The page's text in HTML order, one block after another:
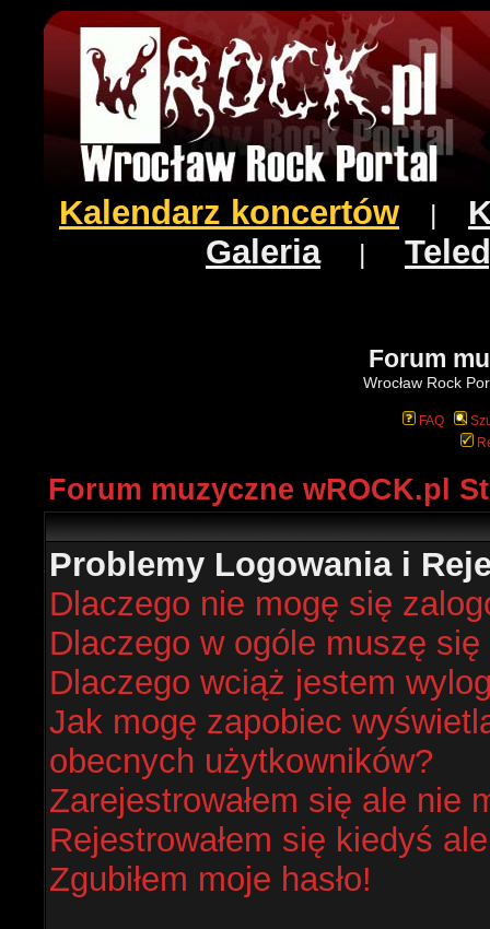
Kalendarz koncertów
Galeria|
Forum
Wrocław Rock
FAQ
Forum muzyczne wROCK.pl
Problemy Logowania i
Dlaczego nie mogę się
Dlaczego w ogóle muszę
Dlaczego wciąż jestem
Jak mogę zapobiec
obecnych użytkowników?
Zarejestrowałem się ale nie
Rejestrowałem się kiedyś
Zgubiłem moje hasło!